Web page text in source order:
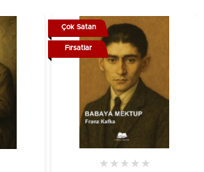
★ ★ ★ ★ ★
Çok Satan
Fırsatlar